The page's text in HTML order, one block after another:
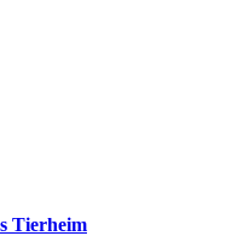
Tierheim